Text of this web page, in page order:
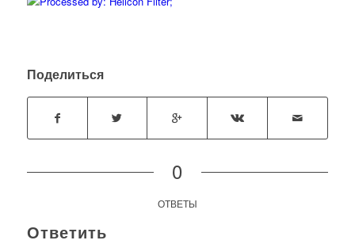
Поделиться
0
ОТВЕТЫ
Ответить